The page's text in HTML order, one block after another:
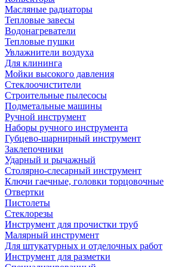
Масляные радиаторы
Тепловые завесы
Водонагреватели
Тепловые пушки
Увлажнители воздуха
Для клининга
Мойки высокого давления
Стеклоочистители
Строительные пылесосы
Подметальные машины
Ручной инструмент
Наборы ручного инструмента
Губцево-шарнирный инструмент
Заклепочники
Ударный и рычажный
Столярно-слесарный инструмент
Ключи гаечные, головки торцовочные
Отвертки
Пистолеты
Стеклорезы
Инструмент для прочистки труб
Малярный инструмент
Для штукатурных и отделочных работ
Инструмент для разметки